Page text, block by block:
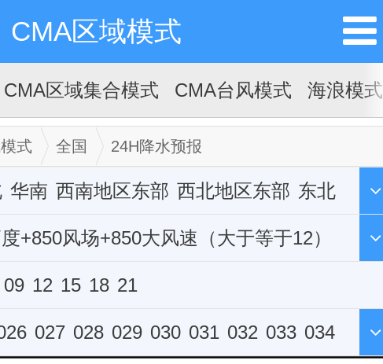
CMA区域模式
CMA区域集合模式 CMA台风模式 海浪模式
式 全国 24H降水预报
华南 西南地区东部 西北地区东部 东北
新疆 华东 单站
+850风场+850大风速（大于等于12）
平面气压 10m风
射率 FY4A卫星云图模拟
09 12 15 18 21
027 028 029 030 031 032 033 034